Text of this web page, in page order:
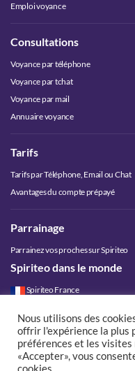
Emploi voyance
Consultations
Voyance par téléphone
Voyance par tchat
Voyance par mail
Annuaire voyance
Tarifs
Tarifs par Téléphone, Email ou Chat
Avantages du compte prépayé
Parrainage
Parrainez vos proches sur Spiriteo
Spiriteo dans le monde
Spiriteo France
Spiriteo Luxembourg
Spiriteo Suisse
Spiriteo Canada
Nous utilisons des
offrir l'expérience la plus
préférences et les
«Accepter», vous
cookies.